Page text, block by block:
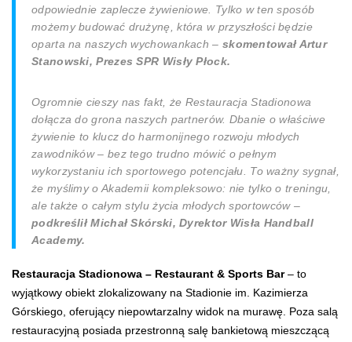
odpowiednie zaplecze żywieniowe. Tylko w ten sposób
możemy budować drużynę, która w przyszłości będzie
oparta na naszych wychowankach – skomentował Artur
Stanowski, Prezes SPR Wisły Płock.
Ogromnie cieszy nas fakt, że Restauracja Stadionowa
dołącza do grona naszych partnerów. Dbanie o właściwe
żywienie to klucz do harmonijnego rozwoju młodych
zawodników – bez tego trudno mówić o pełnym
wykorzystaniu ich sportowego potencjału. To ważny sygnał,
że myślimy o Akademii kompleksowo: nie tylko o treningu,
ale także o całym stylu życia młodych sportowców –
podkreślił Michał Skórski, Dyrektor Wisła Handball
Academy.
Restauracja Stadionowa – Restaurant & Sports Bar– to
wyjątkowy obiekt zlokalizowany na Stadionie im. Kazimierza
Górskiego, oferujący niepowtarzalny widok na murawę. Poza salą
restauracyjną posiada przestronną salę bankietową mieszczącą